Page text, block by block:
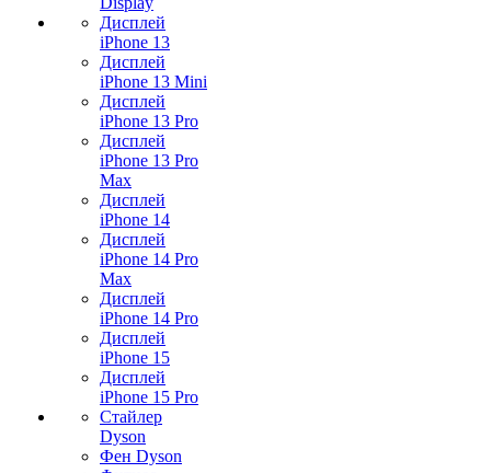
Дисплей
iPhone 13
Дисплей
iPhone 13 Mini
Дисплей
iPhone 13 Pro
Дисплей
iPhone 13 Pro
Max
Дисплей
iPhone 14
Дисплей
iPhone 14 Pro
Max
Дисплей
iPhone 14 Pro
Дисплей
iPhone 15
Дисплей
iPhone 15 Pro
Стайлер
Dyson
Фен Dyson